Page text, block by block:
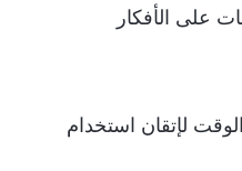
على الأفكار
لإتقان استخدام